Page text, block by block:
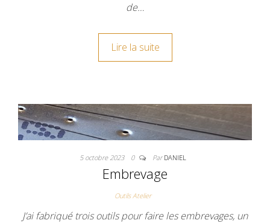
de…
Lire la suite
5 octobre 2023 0 ParDANIEL
Embrevage
Outils Atelier
J’ai fabriqué trois outils pour faire les embrevages, un